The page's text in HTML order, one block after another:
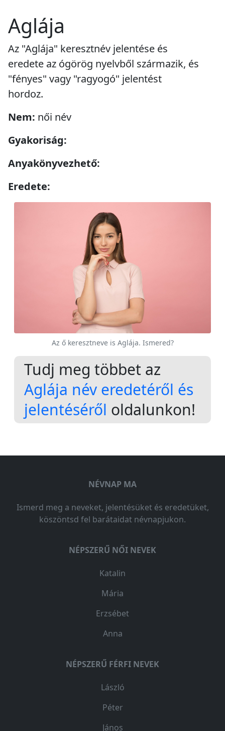
Aglája
Az "Aglája" keresztnév jelentése és
eredete az ógörög nyelvből származik, és
"fényes" vagy "ragyogó" jelentést
hordoz.
Nem: női név
Gyakoriság:
Anyakönyvezhető:
Eredete:
Az ő keresztneve is Aglája. Ismered?
Tudj meg többet az
Aglája név eredetéről és
jelentéséről oldalunkon!
NÉVNAP MA
Ismerd meg a neveket, jelentésüket és eredetüket,
köszöntsd fel barátaidat névnapjukon.
NÉPSZERŰ NŐI NEVEK
Katalin
Mária
Erzsébet
Anna
NÉPSZERŰ FÉRFI NEVEK
László
Péter
János